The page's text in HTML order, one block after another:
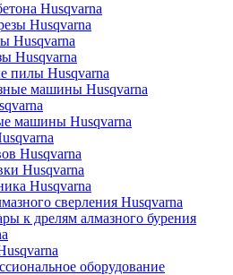
Husqvarna
Husqvarna
Husqvarna
Husqvarna
пилы Husqvarna
машины Husqvarna
машины Husqvarna
Husqvarna
Husqvarna
Husqvarna
сверления Husqvarna
к дрелям алмазного бурения
оборудование